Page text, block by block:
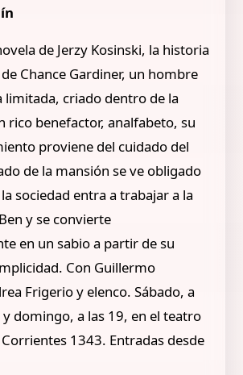
de Jerzy Kosinski, la historia
Chance Gardiner, un hombre
limitada, criado dentro de la
rico benefactor, analfabeto, su
proviene del cuidado del
de la mansión se ve obligado
sociedad entra a trabajar a la
y se convierte
en un sabio a partir de su
Con Guillermo
Frigerio y elenco. Sábado, a
domingo, a las 19, en el teatro
1343. Entradas desde